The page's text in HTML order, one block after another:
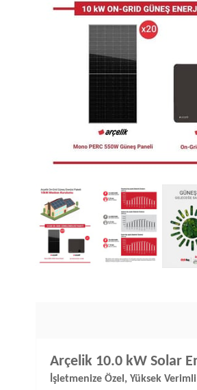
Arçelik 10.0 kW Solar
İşletmenize Özel, Yüksek